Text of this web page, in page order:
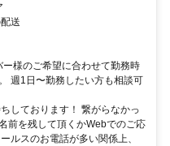
送
様のご希望に合わせて勤務時
週1日〜勤務したい方も相談可
しております！ 繋がらなかっ
前を残して頂くかWebでのご応
ルスのお電話が多い関係上、